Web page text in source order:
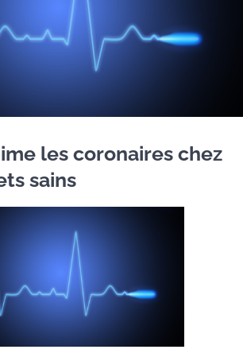
les coronaires chez
sains